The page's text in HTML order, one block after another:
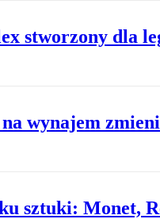
stworzony dla
na wynajem
sztuki: Monet,